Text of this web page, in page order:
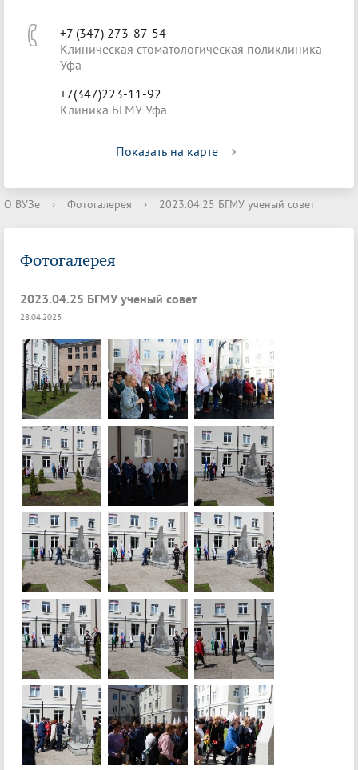
+7 (347) 273-87-54
Клиническая стоматологическая поликлиника
Уфа
+7(347)223-11-92
Клиника БГМУ Уфа
Показать на карте
О ВУЗе › Фотогалерея › 2023.04.25 БГМУ ученый совет
Фотогалерея
2023.04.25 БГМУ ученый совет
28.04.2023